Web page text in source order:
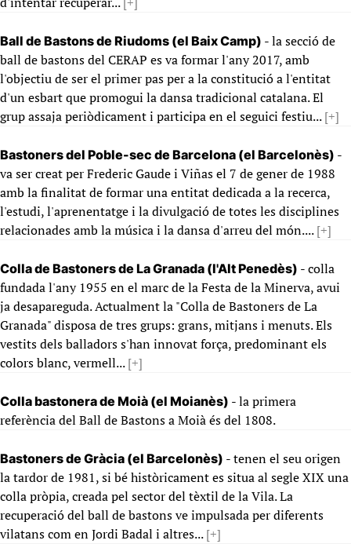
Ball de Bastons de Riudoms (el Baix Camp) - la secció de
ball de bastons del CERAP es va formar l'any 2017, amb
l'objectiu de ser el primer pas per a la constitució a l'entitat
d'un esbart que promogui la dansa tradicional catalana. El
grup assaja periòdicament i participa en el seguici festiu...[+]
Bastoners del Poble-sec de Barcelona (el Barcelonès) -
va ser creat per Frederic Gaude i Viñas el 7 de gener de 1988
amb la finalitat de formar una entitat dedicada a la recerca,
l'estudi, l'aprenentatge i la divulgació de totes les disciplines
relacionades amb la música i la dansa d'arreu del món....[+]
Colla de Bastoners de La Granada (l'Alt Penedès) - colla
fundada l'any 1955 en el marc de la Festa de la Minerva, avui
ja desapareguda. Actualment la "Colla de Bastoners de La
Granada" disposa de tres grups: grans, mitjans i menuts. Els
vestits dels balladors s'han innovat força, predominant els
colors blanc, vermell...[+]
Colla bastonera de Moià (el Moianès) - la primera
referència del Ball de Bastons a Moià és del 1808.
Bastoners de Gràcia (el Barcelonès) - tenen el seu origen
la tardor de 1981, si bé històricament es situa al segle XIX una
colla pròpia, creada pel sector del tèxtil de la Vila. La
recuperació del ball de bastons ve impulsada per diferents
vilatans com en Jordi Badal i altres...[+]